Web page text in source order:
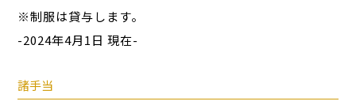
※制服は貸与します。
-2024年4月1日 現在-
諸手当